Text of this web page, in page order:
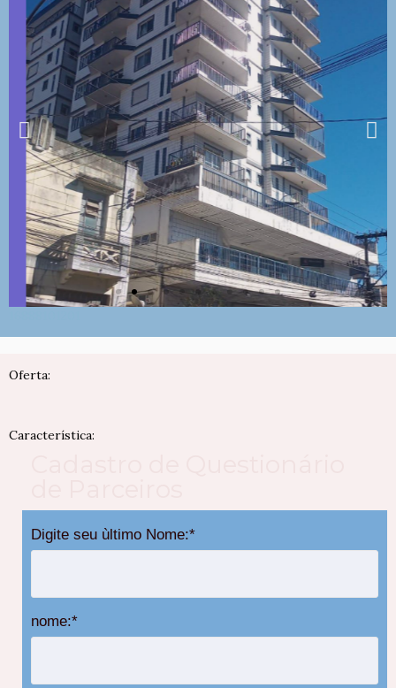
Vendo Apartamento
2 dormitórios- São
Lourenço -MG .
Vídeos no final
Suíte com varanda, 1 quarto, 1
banheiro, Uma sala em L, copa cozinha,
área de serviço, banheiro empregada. 2
portas de acesso ao apartamento,
cozinha e sala. Vaga de Garagem.
Mais Informações
Oferta:
Característica:
Digite seu ùltimo Nome:*
nome:*